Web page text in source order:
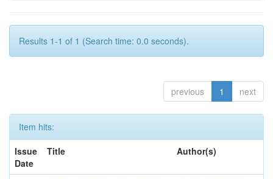
Results 1-1 of 1 (Search time: 0.0 seconds).
previous 1 next
Item hits:
Issue
Date
Title Author(s)